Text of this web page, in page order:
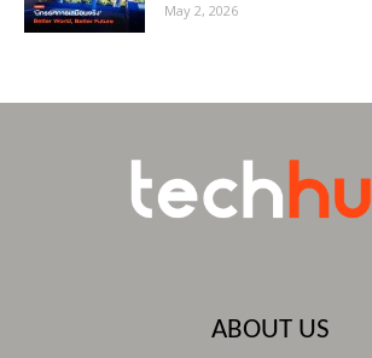
May 2, 2026
ABOUT US